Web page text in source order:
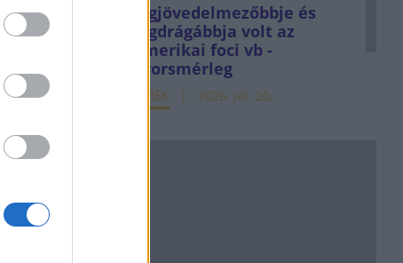
legjövedelmezőbbje és
legdrágábbja volt az
amerikai foci vb -
gyorsmérleg
HÍREK 2026. júl. 20.